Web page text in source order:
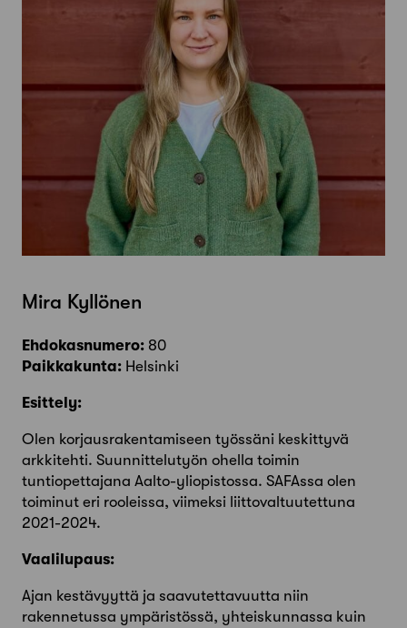
Mira Kyllönen
Ehdokasnumero: 80
Paikkakunta: Helsinki
Esittely:
Olen korjausrakentamiseen työssäni keskittyvä
arkkitehti. Suunnittelutyön ohella toimin
tuntiopettajana Aalto-yliopistossa. SAFAssa olen
toiminut eri rooleissa, viimeksi liittovaltuutettuna
2021-2024.
Vaalilupaus:
Ajan kestävyyttä ja saavutettavuutta niin
rakennetussa ympäristössä, yhteiskunnassa kuin